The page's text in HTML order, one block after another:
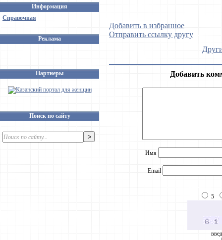
Информация
Справочная
Реклама
Партнеры
Поиск по сайту
Добавить в избранное
Отправить ссылку другу
Добавить
Имя
Email
5